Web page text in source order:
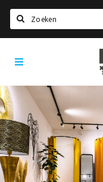
Home
Agenda
Deals
Party pics
Nieuws, interviews
Eten